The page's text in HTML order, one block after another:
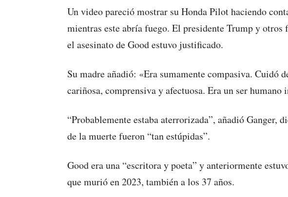
Un video pareció mostrar su Honda Pilot haciendo
mientras este abría fuego. El presidente Trump y otros
el asesinato de Good estuvo justificado.
Su madre añadió: «Era sumamente compasiva. Cuidó
cariñosa, comprensiva y afectuosa. Era un ser humano
“Probablemente estaba aterrorizada”, añadió Ganger,
de la muerte fueron “tan estúpidas”.
Good era una “escritora y poeta” y anteriormente
que murió en 2023, también a los 37 años.